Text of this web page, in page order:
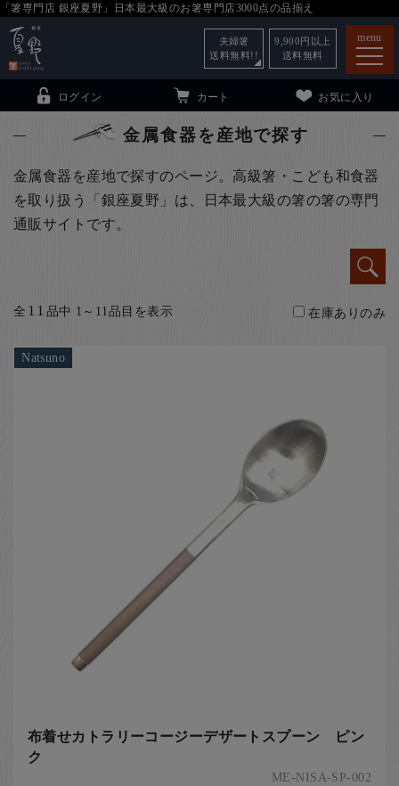
「箸専門店 銀座夏野」日本最大級のお箸専門店3000点の品揃え
menu
箸（贈答用・自宅用）
こども和食器 小夏 について
法人・飲食店のお客様
ログイン カート お気に入り
夫婦箸
送料無料!!
9,900 円以上
送料無料
金属食器を産地で探す
金属食器を産地で探すのページ。高級箸・こども和食器
を取り扱う「銀座夏野」は、日本最大級の箸の箸の専門
通販サイトです。
全 11品中 1～11品目を表示 在庫ありのみ
Natsuno
布着せカトラリーコージーデザートスプーン ピン
ク
ME-NISA-SP-002